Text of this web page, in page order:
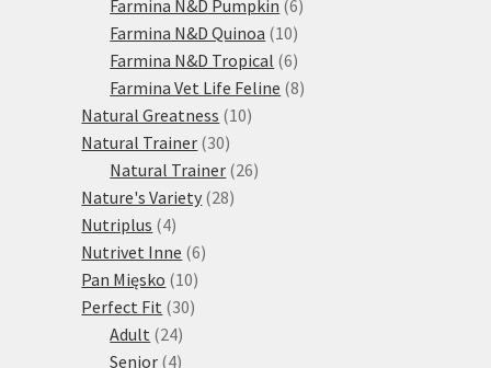
Farmina N&D Pumpkin 6
Farmina N&D Quinoa 1010
produktů
Farmina N&D Tropical 66
produktů
Farmina Vet Life Feline 88
Natural Greatness 1010
Natural Trainer 3030
produktů
Natural Trainer 2626
Nature's Variety 2828
Nutriplus 44
produkty
Nutrivet Inne 66
Pan Mięsko 1010
produktů
Perfect Fit 3030
Adult 2424
produktů
Senior 44